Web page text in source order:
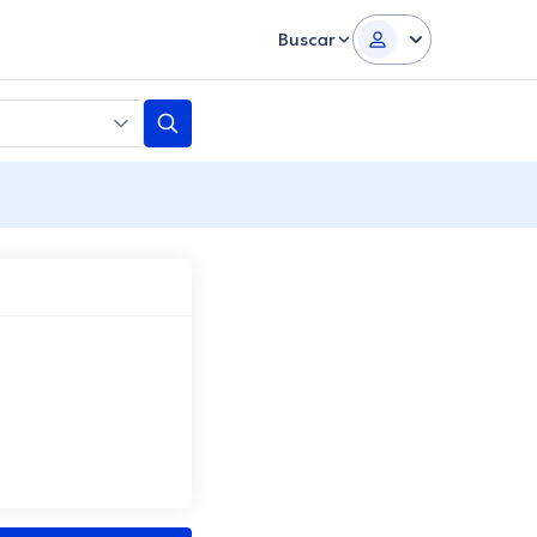
Buscar